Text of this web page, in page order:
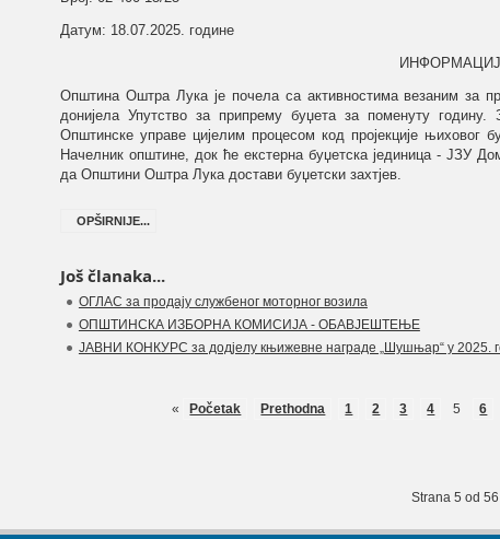
Датум: 18.07.2025. године
Општина Оштра Лука је почела са активностима везаним за
донијела Упутство за припрему буџета за поменуту
Општинске управе цијелим процесом код пројекције њиховог
Начелник општине, док ће екстерна буџетска јединица - ЈЗУ
да Општини Оштра Лука достави буџетски захтјев.
OPŠIRNIJE...
Još članaka...
ОГЛАС за продају службеног моторног возила
ОПШТИНСКА ИЗБОРНА КОМИСИЈА - ОБАВЈЕШТЕЊЕ
ЈАВНИ КОНКУРС за додјелу књижевнe наградe „Шушњар“ у 2025.
« Početak Prethodna 1 2 3 4 5 6
Strana 5 od 56